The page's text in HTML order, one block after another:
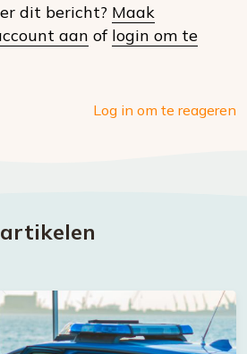
social
dit bericht? Maak
aan of login om te
Log in om te reageren